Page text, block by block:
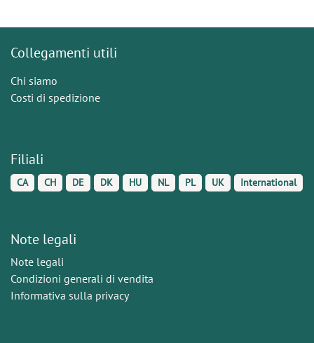
Collegamenti utili
Chi siamo
Costi di spedizione
Filiali
CA CH DE DK HU NL PL UK International
Note legali
Note legali
Condizioni generali di vendita
Informativa sulla privacy